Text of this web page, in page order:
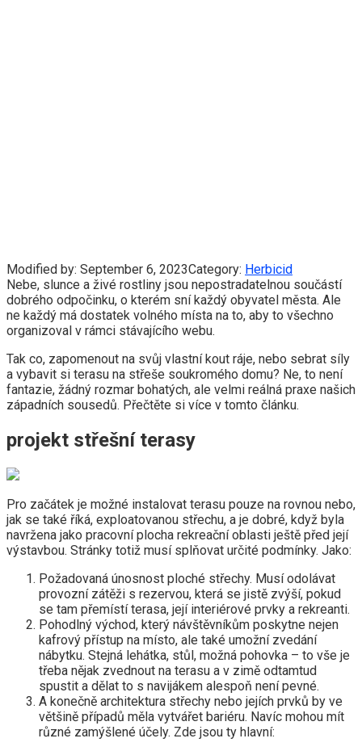
Modified by: September 6, 2023Category: Herbicid
Nebe, slunce a živé rostliny jsou nepostradatelnou součástí
dobrého odpočinku, o kterém sní každý obyvatel města. Ale
ne každý má dostatek volného místa na to, aby to všechno
organizoval v rámci stávajícího webu.
Tak co, zapomenout na svůj vlastní kout ráje, nebo sebrat síly
a vybavit si terasu na střeše soukromého domu? Ne, to není
fantazie, žádný rozmar bohatých, ale velmi reálná praxe našich
západních sousedů. Přečtěte si více v tomto článku.
projekt střešní terasy
Pro začátek je možné instalovat terasu pouze na rovnou nebo,
jak se také říká, exploatovanou střechu, a je dobré, když byla
navržena jako pracovní plocha rekreační oblasti ještě před její
výstavbou. Stránky totiž musí splňovat určité podmínky. Jako:
Požadovaná únosnost ploché střechy. Musí odolávat
provozní zátěži s rezervou, která se jistě zvýší, pokud
se tam přemístí terasa, její interiérové ​​prvky a rekreanti.
Pohodlný východ, který návštěvníkům poskytne nejen
kafrový přístup na místo, ale také umožní zvedání
nábytku. Stejná lehátka, stůl, možná pohovka – to vše je
třeba nějak zvednout na terasu a v zimě odtamtud
spustit a dělat to s navijákem alespoň není pevné.
A konečně architektura střechy nebo jejích prvků by ve
většině případů měla vytvářet bariéru. Navíc mohou mít
různé zamýšlené účely. Zde jsou ty hlavní: